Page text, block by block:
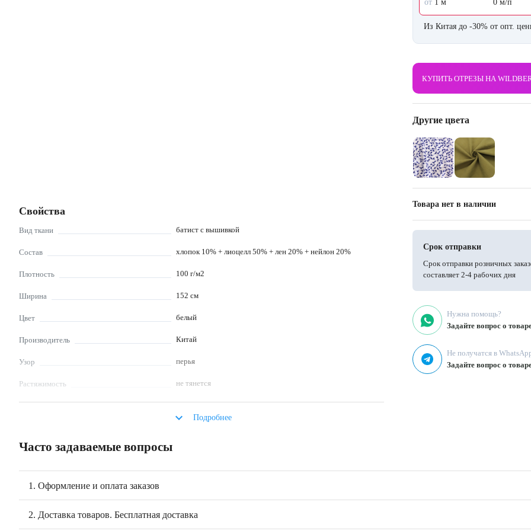
Свойства
Вид ткани батист с вышивкой
Состав хлопок 10% + лиоцелл 50% + лен 20% + нейлон 20%
Плотность 100 г/м2
Ширина 152 см
Цвет белый
Производитель Китай
Узор перья
Растяжимость не тянется
умеренно
Уход за изделиями из
180°C, деликатный режим стирки
Особенности работы с
Ткань некапризная и шьется довольно легко.
keyboard_arrow_down Подробнее
от 1 м 0 м/п
Из Китая до -30% от опт.
КУПИТЬ ОТРЕЗЫ НА
Другие цвета
Товара нет в наличии
Срок отправки
Срок отправки розничных
составляет 2-4 рабочих дня
Нужна помощь?
Задайте вопрос о
Не получатся в
Задайте вопрос о
Часто задаваемые вопросы
1. Оформление и оплата заказов
2. Доставка товаров. Бесплатная доставка